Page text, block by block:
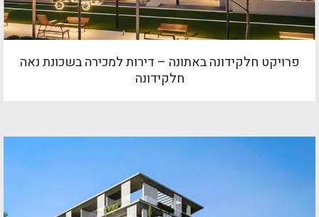
פרויקט חלקידונה באתונה – דירות למכירה בשכונת נאה
חלקידונה